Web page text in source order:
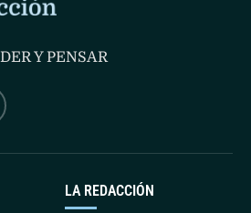
LA REDACCIÓN
Y PENSAR